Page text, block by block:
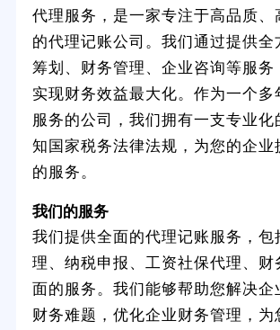
代理服务，是一家专注于高品质、
的代理记账公司。我们通过提供全
筹划、财务管理、企业咨询等服务
实现财务效益最大化。作为一个多
服务的公司，我们拥有一支专业化
知国家税务法律法规，为您的企业
的服务。
我们的服务
我们提供全面的代理记账服务，包
理、纳税申报、工资社保代理、财
面的服务。我们能够帮助您解决企
财务难题，优化企业财务管理，为